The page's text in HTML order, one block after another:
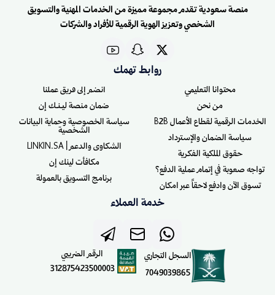
منصة سعودية تقدم مجموعة مميزة من الخدمات المهنية والتسويق
الشخصي وتعزيز الهوية الرقمية للأفراد والشركات
روابط تهمك
محتوانا التعليمي
من نحن
الخدمات الرقمية لقطاع الأعمال B2B
سياسة الضمان والإسترداد
حقوق الملكية الفكرية
تواجه صعوبة في إتمام عملية الدفع؟
تسوق الآن وادفع لاحقاً عبر امكان
انضم إلى فريق عملنا
ضمان منصة ليـنـك إن
سياسة الخصوصية وحماية البيانات
الشخصية
الشكاوى والدعم | LINKIN.SA
مكافأت لينك إن
برنامج التسويق بالعمولة
خدمة العملاء
السجل التجاري
7049039865
الرقم الضريبي
312875423500003